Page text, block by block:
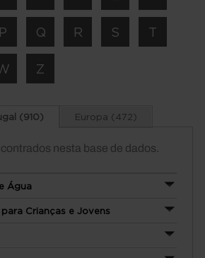
P Q R S T
Z
(910) Europa (472)
nesta base de dados.
Água
Crianças e Jovens